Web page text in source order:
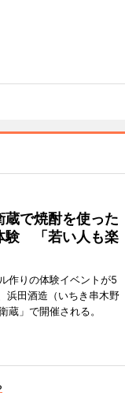
蔵で焼酎を使った
験 「若い人も楽
作りの体験イベントが5
浜田酒造（いちき串木野
蔵」で開催される。